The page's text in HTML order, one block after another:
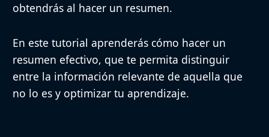
obtendrás al hacer un resumen.
En este tutorial aprenderás cómo hacer un
resumen efectivo, que te permita distinguir
entre la información relevante de aquella que
no lo es y optimizar tu aprendizaje.